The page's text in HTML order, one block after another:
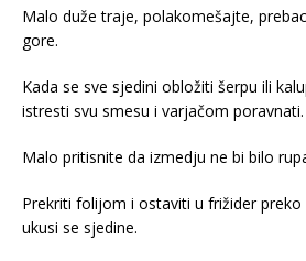
Malo duže traje, polakomešajte,
gore.
Kada se sve sjedini obložiti šerpu ili
istresti svu smesu i varjačom poravnati.
Malo pritisnite da izmedju ne bi bilo
Prekriti folijom i ostaviti u frižider
ukusi se sjedine.